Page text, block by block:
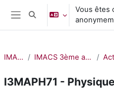
Passer au contenu principal
Panneau latéral
Activer/désactiver la
Vous êtes
IMACS IMACS 3ème année
I3MAPH71 -